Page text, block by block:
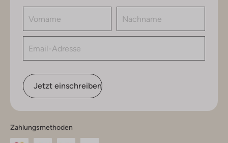
Jetzt einschreiben
Zahlungsmethoden